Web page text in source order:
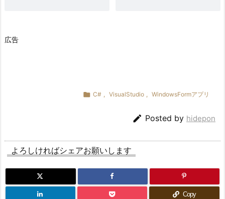
広告
 C# , VisualStudio , WindowsFormアプリ
 Posted by hidepon
よろしければシェアお願いします
Copy